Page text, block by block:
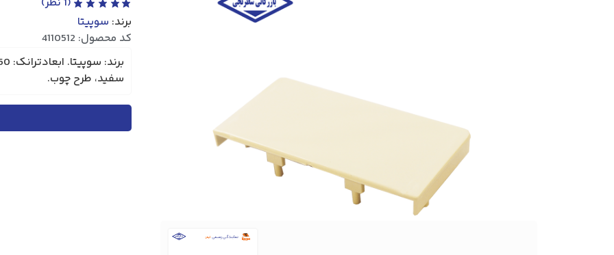
برند: سوپیتا
کد محصول: 4110512
سفید، طرح چوب.